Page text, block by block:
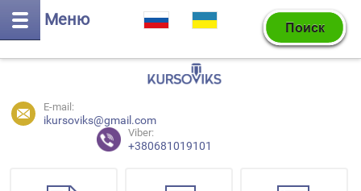
Меню
E-mail:
ikursoviks@gmail.com
Viber:
+380681019101